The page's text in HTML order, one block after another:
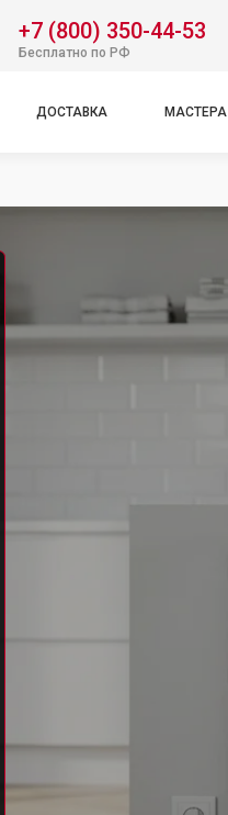
+7 (800) 350-44-53
Бесплатно по РФ
ДОСТАВКА МАСТЕРА